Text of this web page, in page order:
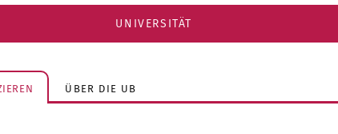
UNIVERSITÄT
ÜBER DIE UB